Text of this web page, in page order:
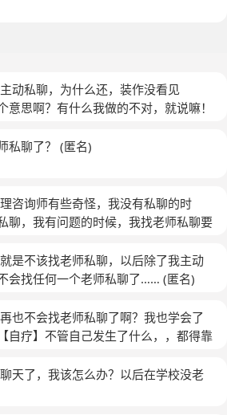
动私聊，为什么还，装作没看见
意思啊？有什么我做的不对，就说嘛！
私聊了？ (匿名)
咨询师有些奇怪，我没有私聊的时
聊，我有问题的时候，我找老师私聊要
？
是不该找老师私聊，以后除了我主动
会找任何一个老师私聊了…… (匿名)
也不会找老师私聊了啊？我也学会了
自疗】不管自己发生了什么，，都得靠
，备注～～无论是咨询师，还是网
拒绝私聊，，，
天了，我该怎么办？以后在学校没老